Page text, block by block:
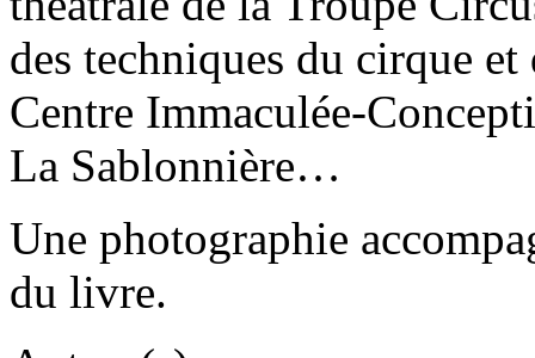
des techniques du cirque
Centre Immaculée-
La Sablonnière…
Une photographie
du livre.